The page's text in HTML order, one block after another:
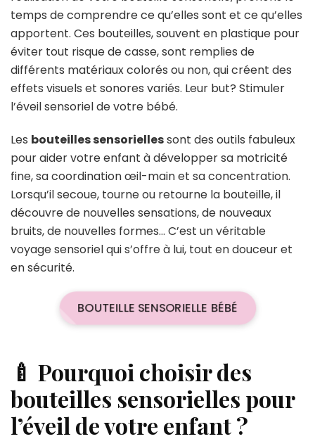
temps de comprendre ce qu’elles sont et ce qu’elles
apportent. Ces bouteilles, souvent en plastique pour
éviter tout risque de casse, sont remplies de
différents matériaux colorés ou non, qui créent des
effets visuels et sonores variés. Leur but? Stimuler
l’éveil sensoriel de votre bébé.
Les bouteilles sensoriellessont des outils fabuleux
pour aider votre enfant à développer sa motricité
fine, sa coordination œil-main et sa concentration.
Lorsqu’il secoue, tourne ou retourne la bouteille, il
découvre de nouvelles sensations, de nouveaux
bruits, de nouvelles formes… C’est un véritable
voyage sensoriel qui s’offre à lui, tout en douceur et
en sécurité.
BOUTEILLE SENSORIELLE BÉBÉ
🍼 Pourquoi choisir des
bouteilles sensorielles pour
l’éveil de votre enfant ?